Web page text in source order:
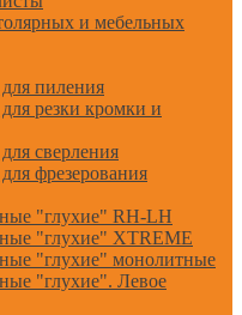
и мебельных
пиления
резки кромки и
сверления
фрезерования
"глухие" RH-LH
"глухие" XTREME
"глухие" монолитные
"глухие". Левое